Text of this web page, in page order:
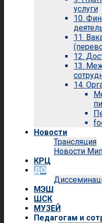
услуги
10.
11.
12.
13.
14.
Новости
Трансляция
Новости
КРЦ
ДО
МЭШ
ШСК
МУЗЕЙ
Педагогам и